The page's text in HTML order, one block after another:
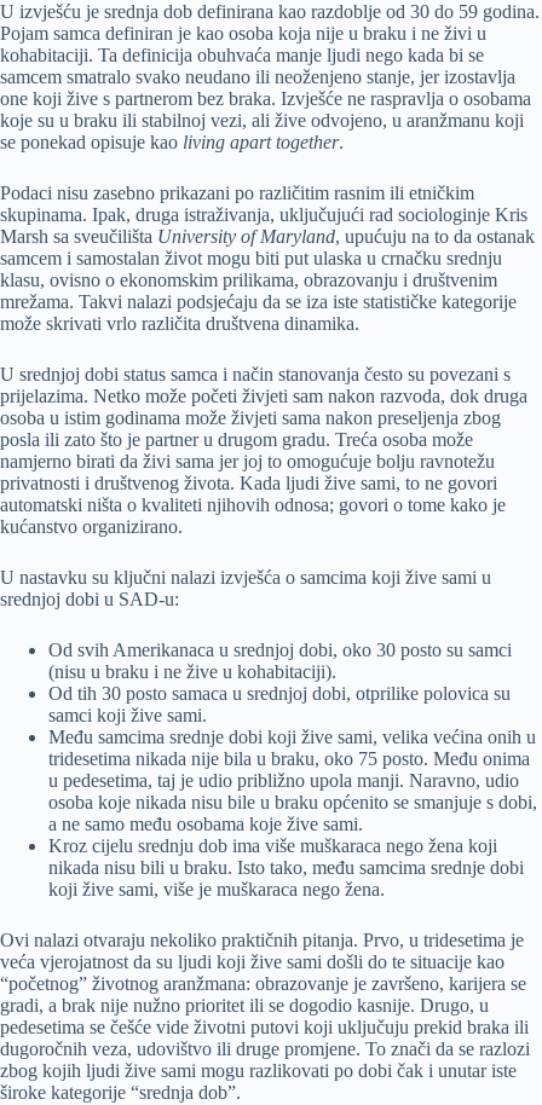
U izvješću je srednja dob definirana kao razdoblje od 30 do 59 godina.
Pojam samca definiran je kao osoba koja nije u braku i ne živi u
kohabitaciji. Ta definicija obuhvaća manje ljudi nego kada bi se
samcem smatralo svako neudano ili neoženjeno stanje, jer izostavlja
one koji žive s partnerom bez braka. Izvješće ne raspravlja o osobama
koje su u braku ili stabilnoj vezi, ali žive odvojeno, u aranžmanu koji
se ponekad opisuje kao living apart together.
Podaci nisu zasebno prikazani po različitim rasnim ili etničkim
skupinama. Ipak, druga istraživanja, uključujući rad sociologinje Kris
Marsh sa sveučilišta University of Maryland, upućuju na to da ostanak
samcem i samostalan život mogu biti put ulaska u crnačku srednju
klasu, ovisno o ekonomskim prilikama, obrazovanju i društvenim
mrežama. Takvi nalazi podsjećaju da se iza iste statističke kategorije
može skrivati vrlo različita društvena dinamika.
U srednjoj dobi status samca i način stanovanja često su povezani s
prijelazima. Netko može početi živjeti sam nakon razvoda, dok druga
osoba u istim godinama može živjeti sama nakon preseljenja zbog
posla ili zato što je partner u drugom gradu. Treća osoba može
namjerno birati da živi sama jer joj to omogućuje bolju ravnotežu
privatnosti i društvenog života. Kada ljudi žive sami, to ne govori
automatski ništa o kvaliteti njihovih odnosa; govori o tome kako je
kućanstvo organizirano.
U nastavku su ključni nalazi izvješća o samcima koji žive sami u
srednjoj dobi u SAD-u:
Od svih Amerikanaca u srednjoj dobi, oko 30 posto su samci
(nisu u braku i ne žive u kohabitaciji).
Od tih 30 posto samaca u srednjoj dobi, otprilike polovica su
samci koji žive sami.
Među samcima srednje dobi koji žive sami, velika većina onih u
tridesetima nikada nije bila u braku, oko 75 posto. Među onima
u pedesetima, taj je udio približno upola manji. Naravno, udio
osoba koje nikada nisu bile u braku općenito se smanjuje s dobi,
a ne samo među osobama koje žive sami.
Kroz cijelu srednju dob ima više muškaraca nego žena koji
nikada nisu bili u braku. Isto tako, među samcima srednje dobi
koji žive sami, više je muškaraca nego žena.
Ovi nalazi otvaraju nekoliko praktičnih pitanja. Prvo, u tridesetima je
veća vjerojatnost da su ljudi koji žive sami došli do te situacije kao
“početnog” životnog aranžmana: obrazovanje je završeno, karijera se
gradi, a brak nije nužno prioritet ili se dogodio kasnije. Drugo, u
pedesetima se češće vide životni putovi koji uključuju prekid braka ili
dugoročnih veza, udovištvo ili druge promjene. To znači da se razlozi
zbog kojih ljudi žive sami mogu razlikovati po dobi čak i unutar iste
široke kategorije “srednja dob”.